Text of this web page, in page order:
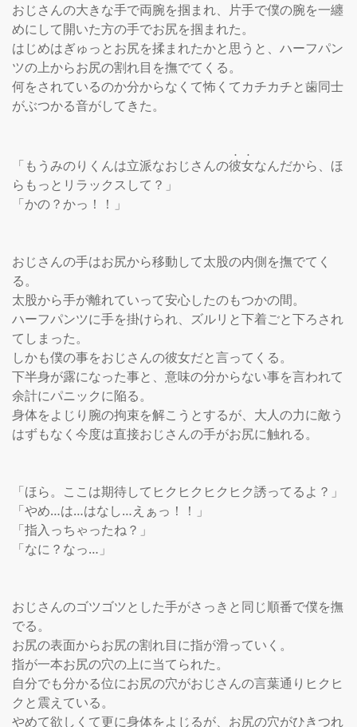
おじさんの大きな手で両腕を掴まれ、片手で僕の腕を一纏
めにして開いた方の手でお尻を掴まれた。
はじめはぎゅっとお尻を揉まれたかと思うと、ハーフパン
ツの上からお尻の割れ目を撫でてくる。
何をされているのか分からなくて怖くてカチカチと歯同士
がぶつかる音がしてきた。
「もうみのりくんは立派なおじさんの彼女なんだから、ほ
らもっとリラックスして？」
「かの？かっ！！」
おじさんの手はお尻から移動して太股の内側を撫でてく
る。
太股から手が離れていって安心したのもつかの間。
ハーフパンツに手を掛けられ、ズルリと下着ごと下ろされ
てしまった。
しかも僕の事をおじさんの彼女だと言ってくる。
下半身が露になった事と、意味の分からない事を言われて
余計にパニックに陥る。
身体をよじり腕の拘束を解こうとするが、大人の力に敵う
はずもなく今度は直接おじさんの手がお尻に触れる。
「ほら。ここは期待してヒクヒクヒクヒク誘ってるよ？」
「やめ…は…はなし…えぁっ！！」
「指入っちゃったね？」
「なに？なっ…」
おじさんのゴツゴツとした手がさっきと同じ順番で僕を撫
でる。
お尻の表面からお尻の割れ目に指が滑っていく。
指が一本お尻の穴の上に当てられた。
自分でも分かる位にお尻の穴がおじさんの言葉通りヒクヒ
クと震えている。
やめて欲しくて更に身体をよじるが、お尻の穴がひきつれ